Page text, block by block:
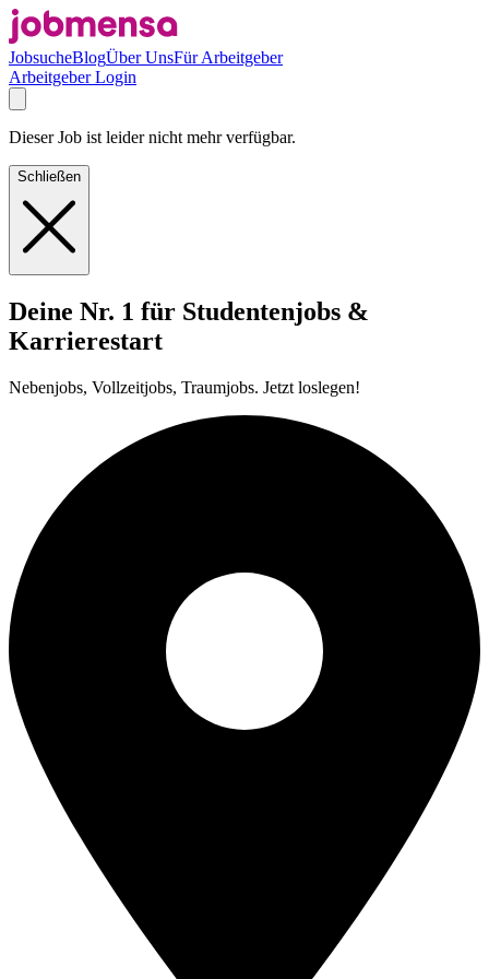
JobsucheBlogÜber UnsFür Arbeitgeber
Arbeitgeber Login
Dieser Job ist leider nicht mehr verfügbar.
Schließen
Deine Nr. 1 für Studentenjobs &
Karrierestart
Nebenjobs, Vollzeitjobs, Traumjobs. Jetzt loslegen!